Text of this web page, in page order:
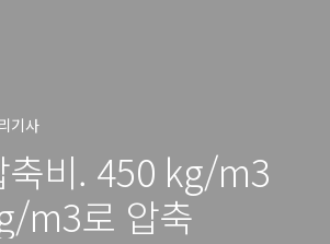
기사
축비. 450 kg/m3
m3로 압축